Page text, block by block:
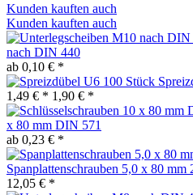
Kunden kauften auch
Kunden kauften auch
nach DIN 440
ab 0,10 € *
1,49 € * 1,90 € *
x 80 mm DIN 571
ab 0,23 € *
Spanplattenschrauben 5,0 x 80 mm
12,05 € *